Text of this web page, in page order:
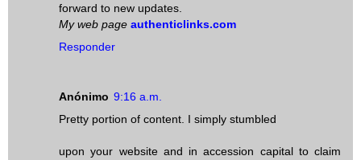
forward to new updates.
My web page authenticlinks.com
Responder
Anónimo 9:16 a.m.
Pretty portion of content. I simply stumbled
upon your website and in accession capital to claim